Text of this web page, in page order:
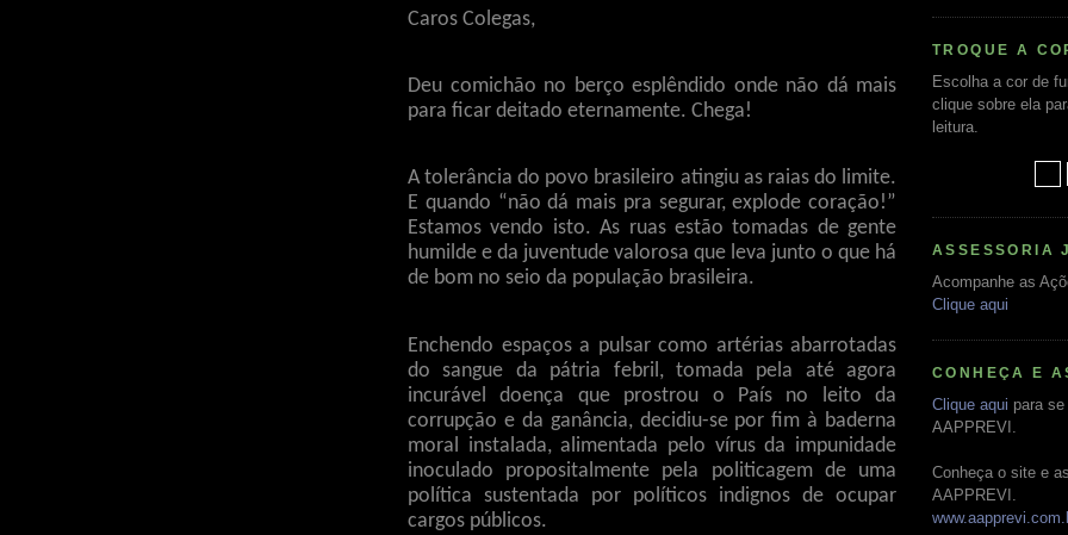
Caros Colegas,
Deu comichão no berço esplêndido onde não dá mais
para ficar deitado eternamente. Chega!
A tolerância do povo brasileiro atingiu as raias do limite.
E quando “não dá mais pra segurar, explode coração!”
Estamos vendo isto. As ruas estão tomadas de gente
humilde e da juventude valorosa que leva junto o que há
de bom no seio da população brasileira.
Enchendo espaços a pulsar como artérias abarrotadas
do sangue da pátria febril, tomada pela até agora
incurável doença que prostrou o País no leito da
corrupção e da ganância, decidiu-se por fim à baderna
moral instalada, alimentada pelo vírus da impunidade
inoculado propositalmente pela politicagem de uma
política sustentada por políticos indignos de ocupar
cargos públicos.
TROQUE A
Escolha a cor de
clique sobre ela
leitura.
ASSESSORIA
Acompanhe as
Clique aqui
CONHEÇA E
Clique aqui para
AAPPREVI.
Conheça o site e
AAPPREVI.